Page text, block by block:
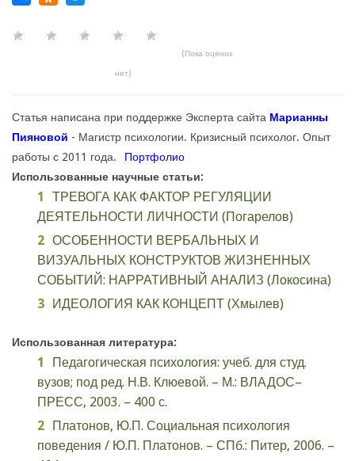
(Пока оценок
нет)
Статья написана при поддержке Эксперта сайта Марианны
Пияновой - Магистр психологии. Кризисный психолог. Опыт
работы с 2011 года.
Портфолио
Использованные научные статьи:
ТРЕВОГА КАК ФАКТОР РЕГУЛЯЦИИ
ДЕЯТЕЛЬНОСТИ ЛИЧНОСТИ (Погарелов)
ОСОБЕННОСТИ ВЕРБАЛЬНЫХ И
ВИЗУАЛЬНЫХ КОНСТРУКТОВ ЖИЗНЕННЫХ
СОБЫТИЙ: НАРРАТИВНЫЙ АНАЛИЗ (Локосина)
ИДЕОЛОГИЯ КАК КОНЦЕПТ (Хмылев)
Использованная литература:
Педагогическая психология: учеб. для студ.
вузов; под ред. Н.В. Клюевой. – М.: ВЛАДОС–
ПРЕСС, 2003. – 400 с.
Платонов, Ю.П. Социальная психология
поведения / Ю.П. Платонов. – СПб.: Питер, 2006. –